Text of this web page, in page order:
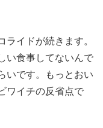
ライドが続きます。
い食事してないんで
いです。もっとおい
ワイチの反省点で